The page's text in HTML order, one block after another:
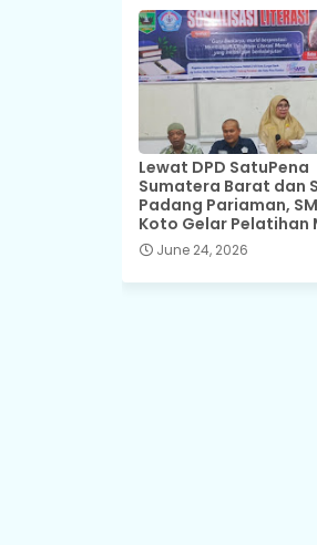
Lewat DPD SatuPena
Sumatera Barat dan
Padang Pariaman,
Koto Gelar Pelatihan
June 24, 2026